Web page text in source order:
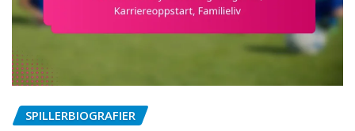
SPILLERBIOGRAFIER